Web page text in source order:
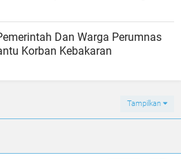
Dan Warga Perumnas
Korban Kebakaran
Tampilkan